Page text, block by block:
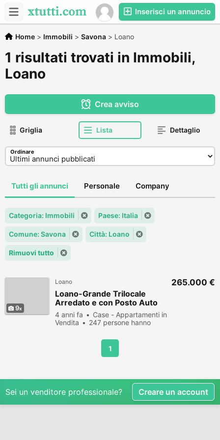
Inserisci un annuncio
Home > Immobili > Savona > Loano
1 risultati trovati in Immobili,
Loano
Crea avviso
Griglia Lista Dettaglio
Ordinare
Tutti gli annunci Personale Company
Categoria: Immobili Paese: Italia
Comune: Savona Città: Loano
Rimuovi tutto
9
Loano
Loano-Grande Trilocale
Arredato e con Posto Auto
4 anni fa
Case - Appartamenti in
Vendita
247 persone hanno
265.000 €
1
Sei un venditore professionale? Creare un account